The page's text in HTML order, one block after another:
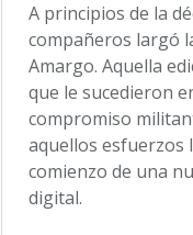
A principios de la
compañeros largó
Amargo. Aquella
que le sucedieron
compromiso
aquellos esfuerzos
comienzo de una
digital.